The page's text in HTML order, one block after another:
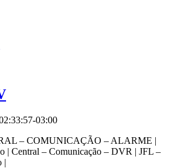
03:00
– COMUNICAÇÃO – ALARME |
| Central – Comunicação – DVR | JFL –
|